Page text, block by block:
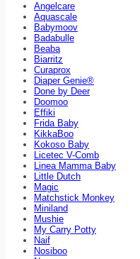
Angelcare
Aquascale
Babymoov
Badabulle
Beaba
Biarritz
Curaprox
Diaper Genie®
Done by Deer
Doomoo
Effiki
Frida Baby
KikkaBoo
Kokoso Baby
Licetec V-Comb
Linea Mamma Baby
Little Dutch
Magic
Matchstick Monkey
Miniland
Mushie
My Carry Potty
Naif
Nosiboo